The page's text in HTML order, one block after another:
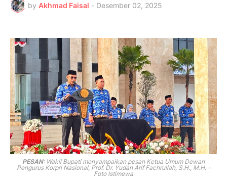
by Akhmad Faisal - Desember 02, 2025
PESAN: Wakil Bupati menyampaikan pesan Ketua Umum Dewan
Pengurus Korpri Nasional, Prof. Dr. Yudan Arif Fachrullah, S.H., M.H. -
Foto Istimewa